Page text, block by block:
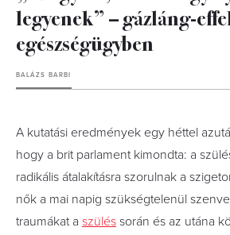
legyenek” – gázláng-
egészségügyben
BALÁZS BARBI
A kutatási eredmények egy héttel
hogy a brit parlament kimondta: a
radikális átalakításra szorulnak a
nők a mai napig szükségtelenül
traumákat a szülés során és az utána